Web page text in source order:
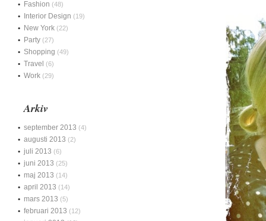
Fashion (48)
Interior Design (19)
New York (22)
Party (27)
Shopping (49)
Travel (6)
Work (29)
Arkiv
september 2013 (4)
augusti 2013 (2)
juli 2013 (6)
juni 2013 (25)
maj 2013 (14)
april 2013 (14)
mars 2013 (5)
februari 2013 (12)